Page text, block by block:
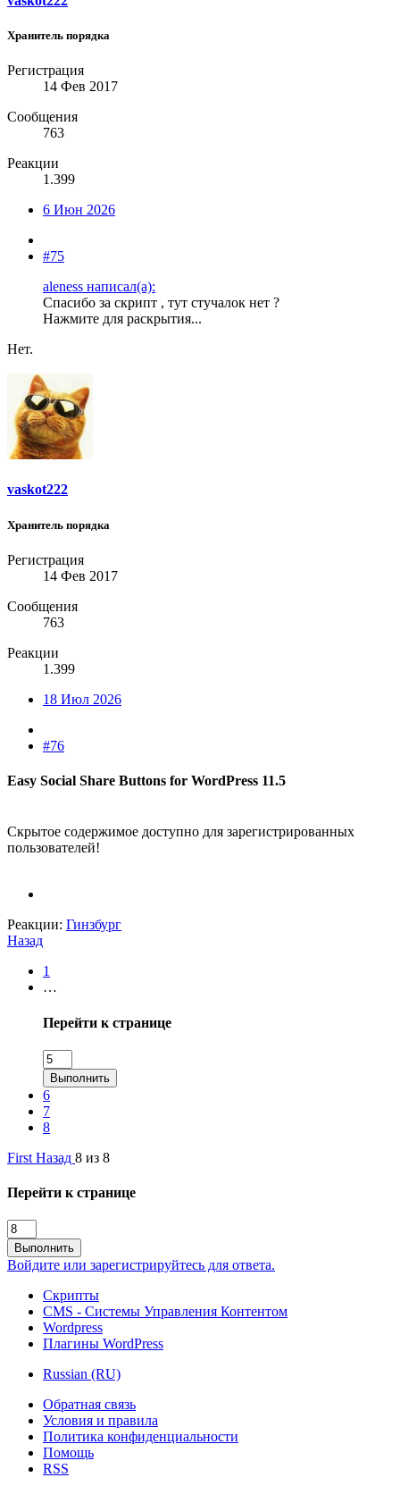
Хранитель порядка
Регистрация
14 Фев 2017
Сообщения
763
Реакции
1.399
6 Июн 2026
#75
aleness написал(а):
Спасибо за скрипт , тут стучалок нет ?
Нажмите для раскрытия...
Нет.
vaskot222
Хранитель порядка
Регистрация
14 Фев 2017
Сообщения
763
Реакции
1.399
18 Июл 2026
#76
Easy Social Share Buttons for WordPress 11.5​
Скрытое содержимое доступно для зарегистрированных
пользователей!
Реакции: Гинзбург
Назад
1
…
Перейти к странице
Выполнить
6
7
8
First Назад 8 из 8
Перейти к странице
Выполнить
Войдите или зарегистрируйтесь для ответа.
Скрипты
CMS - Системы Управления Контентом
Wordpress
Плагины WordPress
Russian (RU)
Обратная связь
Условия и правила
Политика конфиденциальности
Помощь
RSS